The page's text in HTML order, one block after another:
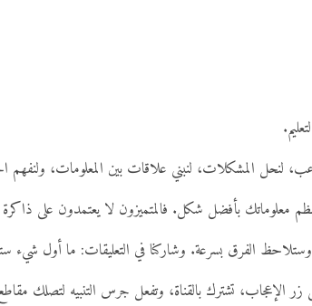
لنحل المشكلات، لنبني علاقات بين المعلومات،
معلوماتك بأفضل شكل. فالمتميزون لا يعتمدون على
الفرق بسرعة. وشاركنا في التعليقات: ما أول شيء
تشترك بالقناة، وتفعل جرس التنبيه لتصلك